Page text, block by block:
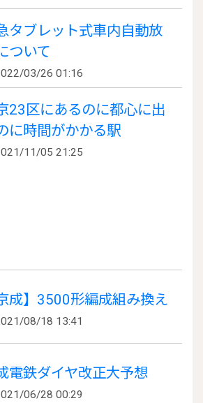
タブレット式車内自動放
ついて
03/26 01:16
23区にあるのに都心に出
に時間がかかる駅
11/05 21:25
京成】3500形編成組み換え
08/18 13:41
電鉄ダイヤ改正大予想
06/28 00:29